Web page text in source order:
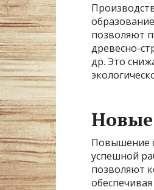
позволяют
древесно-
др. Это
Новые
Повышение
успешной
позволяют